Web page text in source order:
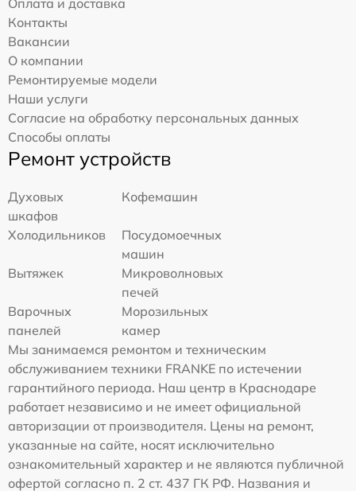
Оплата и доставка
Контакты
Вакансии
О компании
Ремонтируемые модели
Наши услуги
Согласие на обработку персональных данных
Способы оплаты
Ремонт устройств
Духовых
шкафов
Кофемашин
Холодильников
Посудомоечных
машин
Вытяжек
Микроволновых
печей
Варочных
панелей
Морозильных
камер
Мы занимаемся ремонтом и техническим
обслуживанием техники FRANKE по истечении
гарантийного периода. Наш центр в Краснодаре
работает независимо и не имеет официальной
авторизации от производителя. Цены на ремонт,
указанные на сайте, носят исключительно
ознакомительный характер и не являются публичной
офертой согласно п. 2 ст. 437 ГК РФ. Названия и